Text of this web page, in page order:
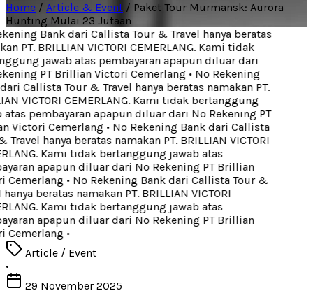
Home / Article & Event / Paket Tour Murmansk: Aurora
Hunting Mulai 23 Jutaan
Bank dari Callista Tour & Travel hanya beratas
PT. BRILLIAN VICTORI CEMERLANG. Kami tidak
jawab atas pembayaran apapun diluar dari
PT Brillian Victori Cemerlang• No Rekening
Callista Tour & Travel hanya beratas namakan PT.
VICTORI CEMERLANG. Kami tidak bertanggung
pembayaran apapun diluar dari No Rekening PT
Victori Cemerlang• No Rekening Bank dari Callista
hanya beratas namakan PT. BRILLIAN VICTORI
Kami tidak bertanggung jawab atas
apapun diluar dari No Rekening PT Brillian
Cemerlang• No Rekening Bank dari Callista Tour &
beratas namakan PT. BRILLIAN VICTORI
Kami tidak bertanggung jawab atas
apapun diluar dari No Rekening PT Brillian
Cemerlang•
Article / Event
•
29 November 2025